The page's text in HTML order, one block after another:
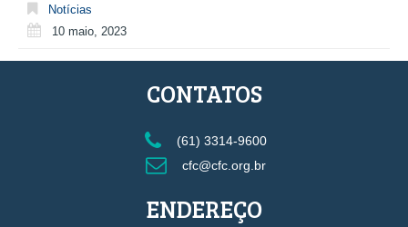
Notícias
10 maio, 2023
CONTATOS
(61) 3314-9600
cfc@cfc.org.br
ENDEREÇO